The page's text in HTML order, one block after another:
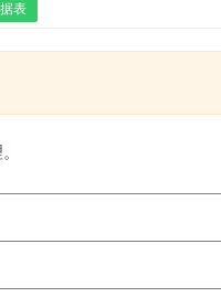
表